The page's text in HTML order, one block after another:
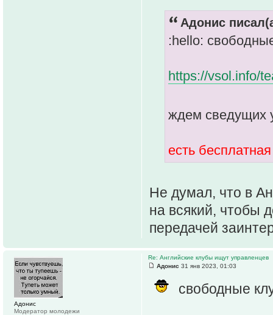
Адонис
:hello:
https://vsol.info/
ждем сведущих
есть
Не думал, что в
на всякий, чтобы
передачей
Re: Английские клубы ищут управленцев
Адонис 31 янв 2023, 01:03
свободные
Адонис
Модератор молодежи